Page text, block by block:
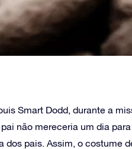
Smart Dodd, durante a
não mereceria um dia
dos pais. Assim, o costume